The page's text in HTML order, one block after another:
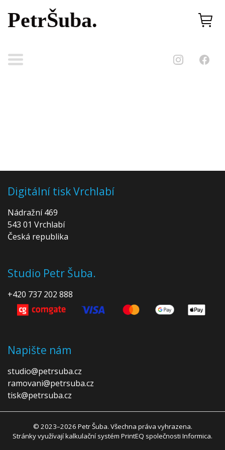
PetrŠuba.
Digitální tisk Vrchlabí
Nádražní 469
543 01 Vrchlabí
Česká republika
Studio Petr Šuba.
+420 737 202 888
Napište nám
studio@petrsuba.cz
ramovani@petrsuba.cz
tisk@petrsuba.cz
© 2023–2026 Petr Šuba. Všechna práva vyhrazena.
Stránky využívají kalkulační systém PrintEQ společnosti Informica.